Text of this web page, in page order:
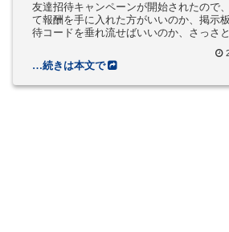
友達招待キャンペーンが開始されたので
て報酬を手に入れた方がいいのか、掲示
待コードを垂れ流せばいいのか、さっさ